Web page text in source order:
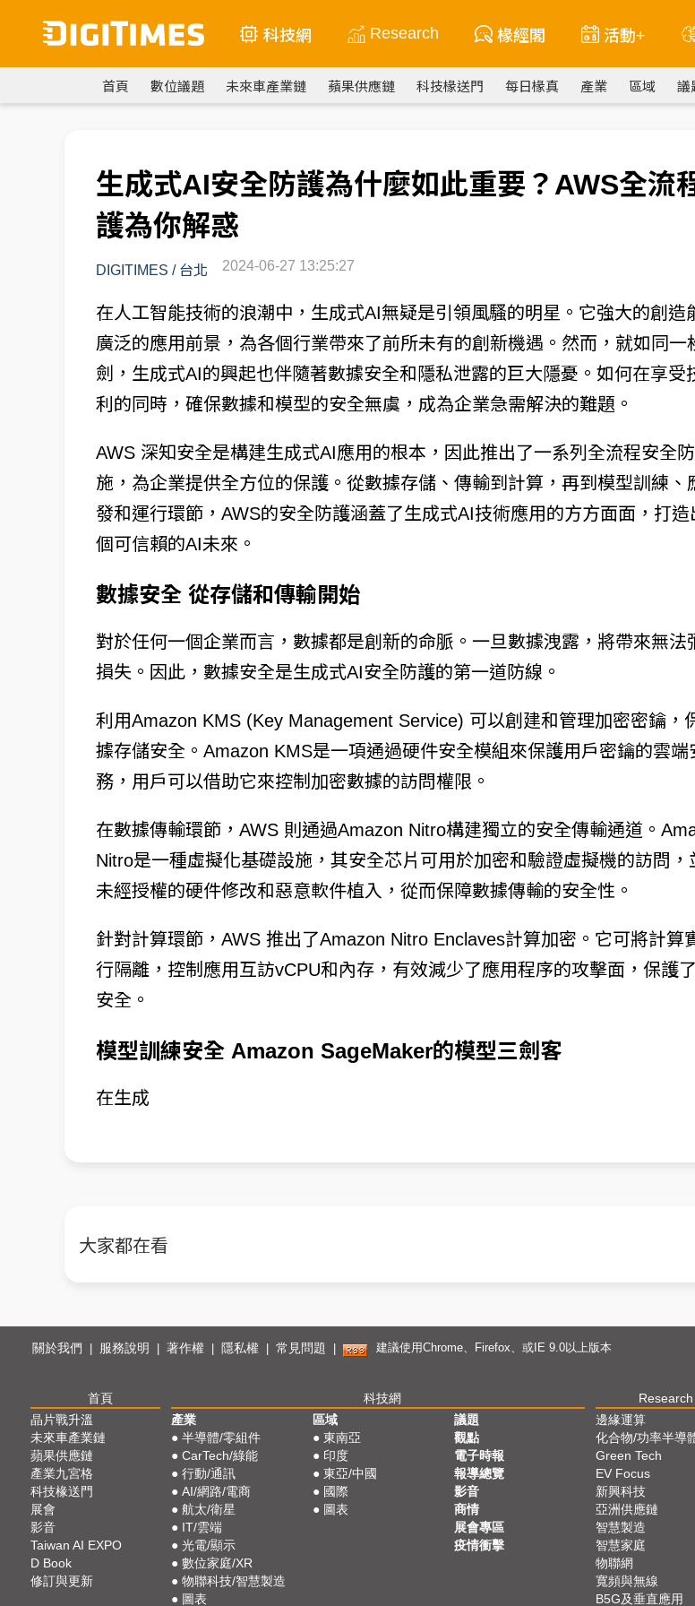
科技網 Research 椽經閣 活動+
首頁 數位議題 未來車產業鏈 蘋果供應鏈 科技椽送門 每日椽真 產業 區域 議
生成式AI安全防護為什麼如此重要？AWS全流
護為你解惑
DIGITIMES / 台北 2024-06-27 13:25:27
在人工智能技術的浪潮中，生成式AI無疑是引領風騷的明星。它強大的創造
廣泛的應用前景，為各個行業帶來了前所未有的創新機遇。然而，就如同一
劍，生成式AI的興起也伴隨著數據安全和隱私泄露的巨大隱憂。如何在享受
利的同時，確保數據和模型的安全無虞，成為企業急需解決的難題。
AWS 深知安全是構建生成式AI應用的根本，因此推出了一系列全流程安全
施，為企業提供全方位的保護。從數據存儲、傳輸到計算，再到模型訓練、
發和運行環節，AWS的安全防護涵蓋了生成式AI技術應用的方方面面，打造
個可信賴的AI未來。
數據安全 從存儲和傳輸開始
對於任何一個企業而言，數據都是創新的命脈。一旦數據洩露，將帶來無法
損失。因此，數據安全是生成式AI安全防護的第一道防線。
利用Amazon KMS (Key Management Service) 可以創建和管理加密密鑰，
據存儲安全。Amazon KMS是一項通過硬件安全模組來保護用戶密鑰的雲端
務，用戶可以借助它來控制加密數據的訪問權限。
在數據傳輸環節，AWS 則通過Amazon Nitro構建獨立的安全傳輸通道。
Nitro是一種虛擬化基礎設施，其安全芯片可用於加密和驗證虛擬機的訪問，
未經授權的硬件修改和惡意軟件植入，從而保障數據傳輸的安全性。
針對計算環節，AWS 推出了Amazon Nitro Enclaves計算加密。它可將計算
行隔離，控制應用互訪vCPU和內存，有效減少了應用程序的攻擊面，保護
安全。
模型訓練安全 Amazon SageMaker的模型三劍客
在生成
大家都在看
關於我們 服務說明 著作權 隱私權 常見問題 建議使用Chrome、Firefox、或IE 9.0以上版本
首頁 科技網 Research
晶片戰升溫
未來車產業鏈
蘋果供應鏈
產業九宮格
科技椽送門
展會
影音
Taiwan AI EXPO
D Book
修訂與更新
產業
● 半導體/零組件
● CarTech/綠能
● 行動/通訊
● AI/網路/電商
● 航太/衛星
● IT/雲端
● 光電/顯示
● 數位家庭/XR
● 物聯科技/智慧製造
● 圖表
區域
● 東南亞
● 印度
● 東亞/中國
● 國際
● 圖表
議題
觀點
電子時報
報導總覽
影音
商情
展會專區
疫情衝擊
邊緣運算
化合物/功率半導
Green Tech
EV Focus
新興科技
亞洲供應鏈
智慧製造
智慧家庭
物聯網
寬頻與無線
B5G及垂直應用